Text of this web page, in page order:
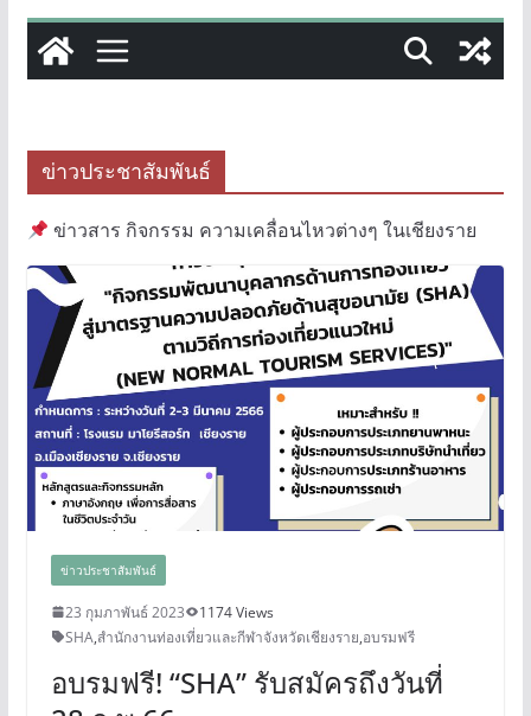
ยกระดับตลาดสด 100 ปี สู่พิพิธภัณฑ์
ศิลปะมีชีวิต หนุนเศรษฐกิจสร้างสรรค์
ข่าวประชาสัมพันธ์
ข่าวสาร กิจกรรม ความเคลื่อนไหวต่างๆ ในเชียงราย
ข่าวประชาสัมพันธ์
23 กุมภาพันธ์ 2023
1174 Views
SHA,สำนักงานท่องเที่ยวและกีฬาจังหวัดเชียงราย,อบรมฟรี
อบรมฟรี! “SHA” รับสมัครถึงวันที่